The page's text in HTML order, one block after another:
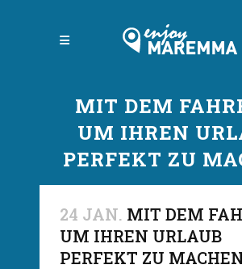
MIT DEM
UM IHREN
PERFEKT ZU
24 JAN. MIT DEM
UM IHREN URLAUB
PERFEKT ZU